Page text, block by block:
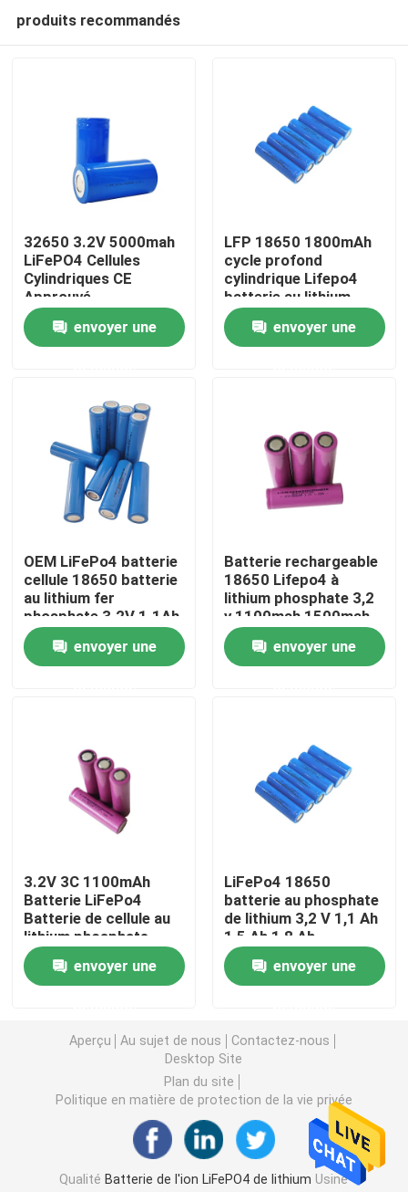
Aperçu
Produits
A propos de nous
Visite d'usine
Contact
nouvelles
Batterie de l'ion LiFePO4 de lithium
paquet de batterie de 12v LiFePO4
paquet de batterie de 24v Lifepo4
Batterie à la maison d'énergie
Batterie de rv LiFePo4
Cellule de phosphate de lithium
petite batterie de lipo
produits recommandés
32650 3.2V 5000mah
LiFePO4 Cellules
Cylindriques CE
Approuvé
envoyer une
LFP 18650 1800mAh
cycle profond
cylindrique Lifepo4
batterie au lithium
phosphate 18650
1.8Ah 3.2venvoyer une
OEM LiFePo4 batterie
cellule 18650 batterie
au lithium fer
phosphate 3.2V 1.1Ah
envoyer une
Batterie rechargeable
18650 Lifepo4 à
lithium phosphate 3,2
v 1100mah 1500mah
1800mah
envoyer une
3.2V 3C 1100mAh
Batterie LiFePo4
Batterie de cellule au
lithium phosphate
3.2V 1.1AH 1.5AH
1.8AH envoyer une
LiFePo4 18650
batterie au phosphate
de lithium 3,2 V 1,1 Ah
1,5 Ah 1,8 Ah
envoyer une
Aperçu Au sujet de nous
Contactez-nous
Desktop Site
Plan du site
Politique en matière de protection de la vie privée
Qualité Batterie de l'ion LiFePO4 de lithium Usine